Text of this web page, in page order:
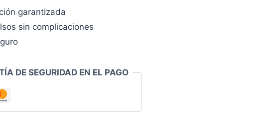
garantizada
sin complicaciones
DE SEGURIDAD EN EL PAGO